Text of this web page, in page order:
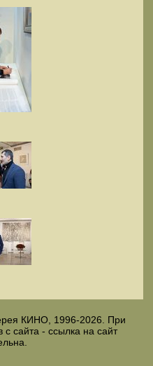
КИНО, 1996-2026. При
с сайта - ссылка на сайт